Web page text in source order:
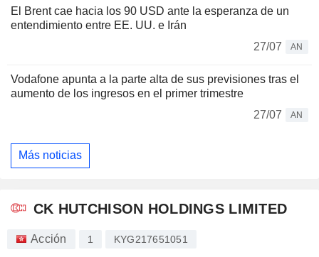
El Brent cae hacia los 90 USD ante la esperanza de un
entendimiento entre EE. UU. e Irán
27/07
AN
Vodafone apunta a la parte alta de sus previsiones tras el
aumento de los ingresos en el primer trimestre
27/07
AN
Más noticias
CK HUTCHISON HOLDINGS LIMITED
Acción 1 KYG217651051